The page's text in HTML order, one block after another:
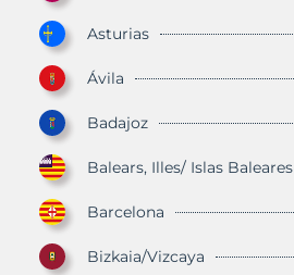
Asturias
Ávila
Badajoz
Balears, Illes/ Islas Baleares
Barcelona
Bizkaia/Vizcaya